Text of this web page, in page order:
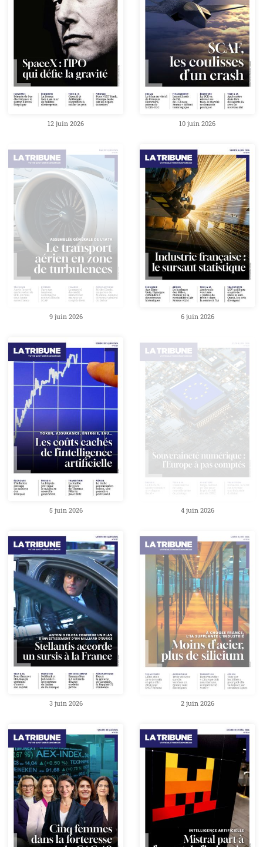
12 juin 2026 10 juin 2026
9 juin 2026 6 juin 2026
5 juin 2026 4 juin 2026
3 juin 2026 2 juin 2026